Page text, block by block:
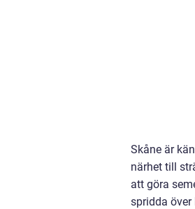
Skåne är
närhet till
att göra
spridda